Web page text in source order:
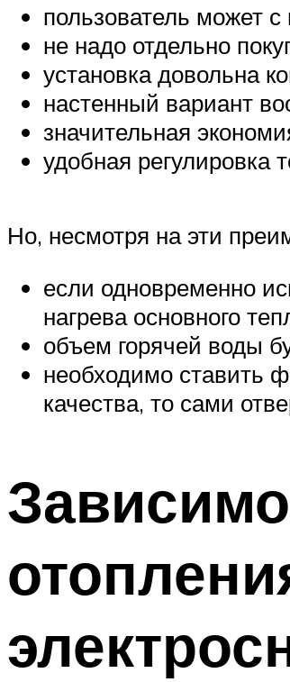
пользователь может
не надо отдельно
установка довольна
настенный вариант
значительная
удобная регулировка
Но, несмотря на эти
если одновременно
нагрева основного
объем горячей воды
необходимо ставить
качества, то сами